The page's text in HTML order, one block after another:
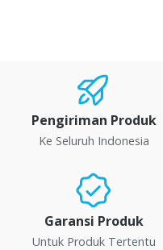
Pengiriman Produk
Ke Seluruh Indonesia
Garansi Produk
Untuk Produk Tertentu